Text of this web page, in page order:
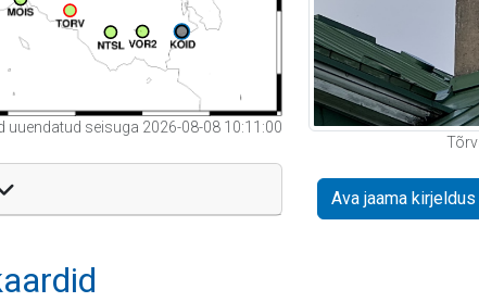
uuendatud seisuga 2026-08-08 10:11:00
Ava jaama kirjeldus